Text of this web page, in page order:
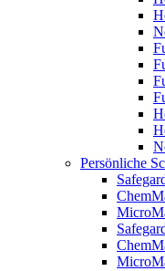
Persönliche